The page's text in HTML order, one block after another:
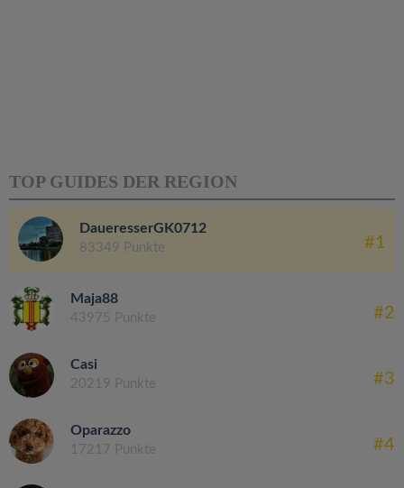
TOP GUIDES DER REGION
DaueresserGK0712
83349 Punkte #1
Maja88
43975 Punkte #2
Casi
20219 Punkte #3
Oparazzo
17217 Punkte #4